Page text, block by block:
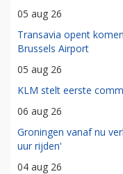
05 aug 26
Transavia opent
Brussels Airport
05 aug 26
KLM stelt eerste
06 aug 26
Groningen vanaf nu
uur rijden'
04 aug 26